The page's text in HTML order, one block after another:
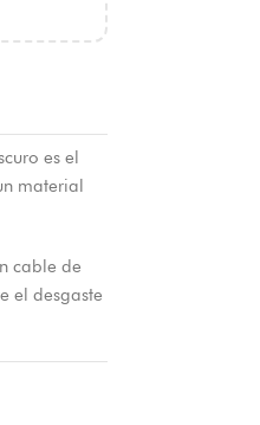
es el
material
cable de
el desgaste